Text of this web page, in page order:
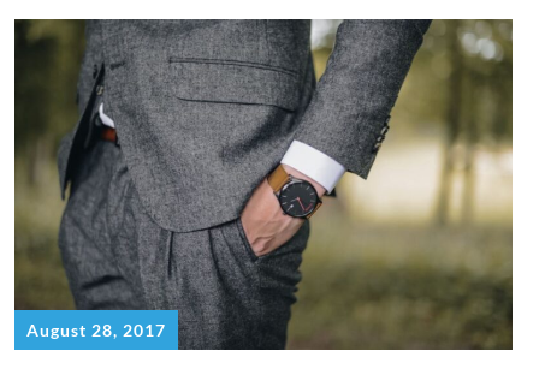
August 28, 2017